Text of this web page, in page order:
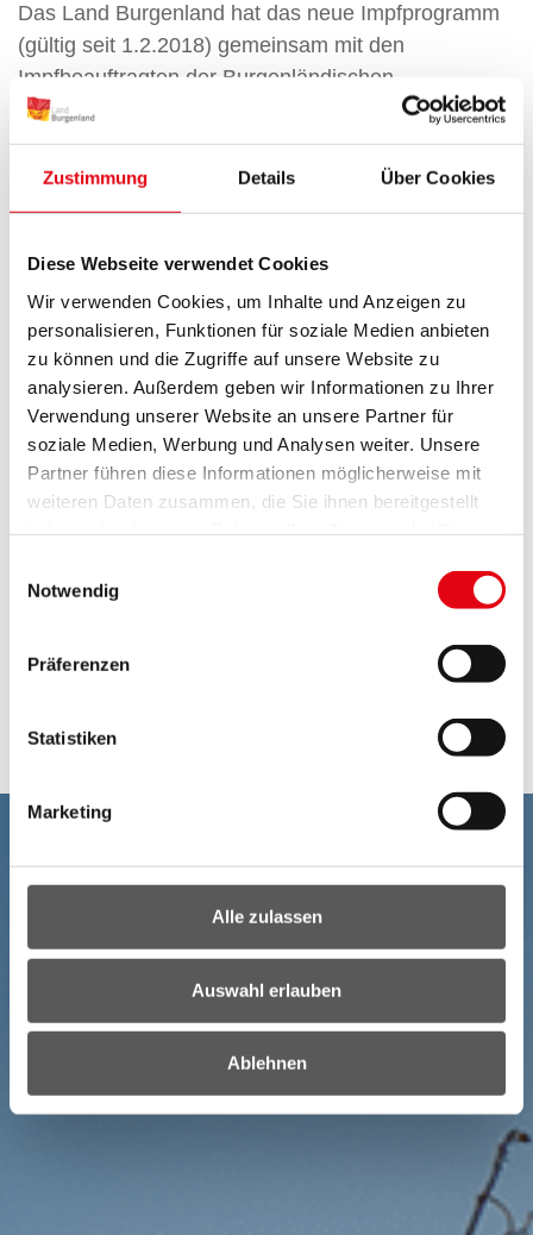
Zustimmung Details Über Cookies
Diese Webseite verwendet Cookies
Wir verwenden Cookies, um Inhalte und Anzeigen zu
personalisieren, Funktionen für soziale Medien anbieten
zu können und die Zugriffe auf unsere Website zu
analysieren. Außerdem geben wir Informationen zu Ihrer
Verwendung unserer Website an unsere Partner für
soziale Medien, Werbung und Analysen weiter. Unsere
Partner führen diese Informationen möglicherweise mit
weiteren Daten zusammen, die Sie ihnen bereitgestellt
Notwendig
Präferenzen
Statistiken
Marketing
Alle zulassen
Auswahl erlauben
Ablehnen
Das Land Burgenland hat das neue Impfprogramm
(gültig seit 1.2.2018) gemeinsam mit den
Impfbeauftragten der Burgenländischen
Ärztekammer, in Kooperation mit der
Bildungsdirektion für Burgenland bzw. der
Stabsabteilung Informationstechnologie und der
Gesundheitsabteilung des Landes erarbeitet.
Durchimpfungsrate von Kindern hinsichtlich der
Richtlinien nach den Vorgaben des nationalen
Impfgremiums deutlich erhöht wird.
Kontakt und Information:
post.a10-gesundheitswesen(at)bgld.gv.at
Telefon: 057-600/2991
Dr. Albrecht Prieler
Impfreferent der Ärztekammer Burgenland
2491 Neufeld/Leitha
E-Mail:info(at)drprieler.at